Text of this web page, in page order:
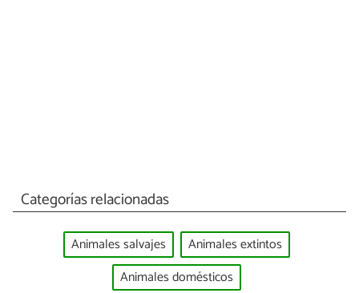
Categorías relacionadas
Animales salvajes
Animales extintos
Animales domésticos